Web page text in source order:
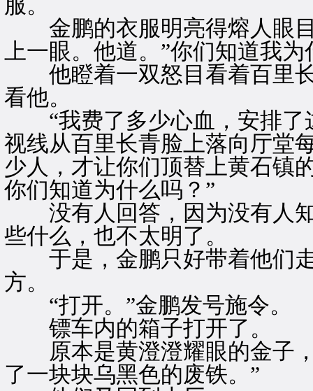
服。
金鹏的衣服明亮得熔人眼目
上一眼。他道。”你们知道我
他瞪着一双怒目看着百里长
看他。
“我费了多少心血，安排了
视线从百里长青脸上落向厅堂
少人，才让你们顶替上黄石镇
你们知道为什么吗？”
没有人回答，因为没有人知
些什么，也不太明了。
于是，金鹏只好带着他们走
方。
“打开。”金鹏发号施令。
镖车内的箱子打开了。
原本是黄澄澄耀眼的金子，
了一块块乌黑色的废铁。”